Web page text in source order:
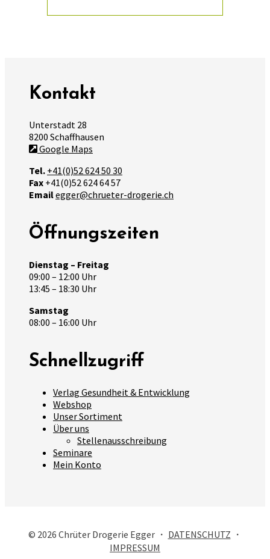
Kontakt
Unterstadt 28
8200 Schaffhausen
Google Maps
Tel. +41(0)52 624 50 30
Fax +41(0)52 624 64 57
Emailegger@chrueter-drogerie.ch
Öffnungszeiten
Dienstag – Freitag
09:00 – 12:00 Uhr
13:45 – 18:30 Uhr
Samstag
08:00 – 16:00 Uhr
Schnellzugriff
Verlag Gesundheit & Entwicklung
Webshop
Unser Sortiment
Über uns
Stellenausschreibung
Seminare
Mein Konto
© 2026 Chrüter Drogerie Egger ・ DATENSCHUTZ ・
IMPRESSUM